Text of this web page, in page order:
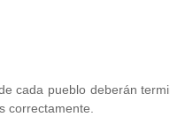
cada pueblo deberán
correctamente.